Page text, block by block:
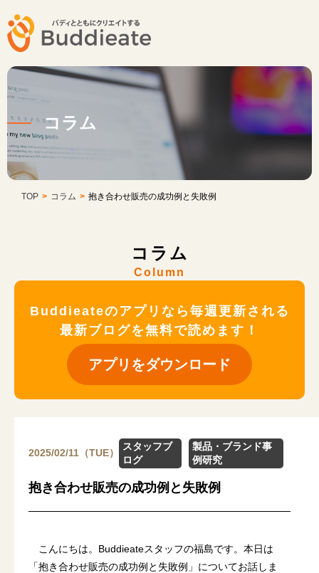
コラム
TOP > コラム > 抱き合わせ販売の成功例と失敗例
コラム
Column
Buddieateのアプリなら毎週更新される
最新ブログを無料で読めます！
アプリをダウンロード
2025/02/11（TUE）
スタッフブ
ログ
製品・ブランド事
例研究
抱き合わせ販売の成功例と失敗例
こんにちは。Buddieateスタッフの福島です。本日は
「抱き合わせ販売の成功例と失敗例」についてお話しま